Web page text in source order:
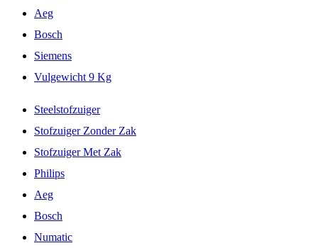
Aeg
Bosch
Siemens
Vulgewicht 9 Kg
Steelstofzuiger
Stofzuiger Zonder Zak
Stofzuiger Met Zak
Philips
Aeg
Bosch
Numatic